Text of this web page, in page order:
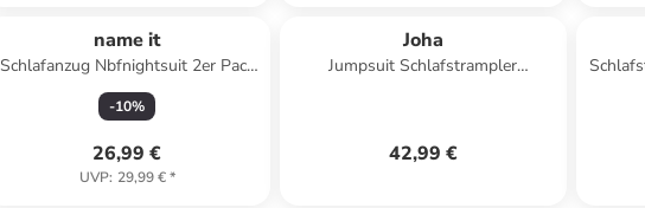
name it
Schlafanzug Nbfnightsuit 2er Pack
Schlafstrampler in jet stream
-10%
26,99 €
UVP: 29,99 €*
Joha
Jumpsuit Schlafstrampler
42,99 €